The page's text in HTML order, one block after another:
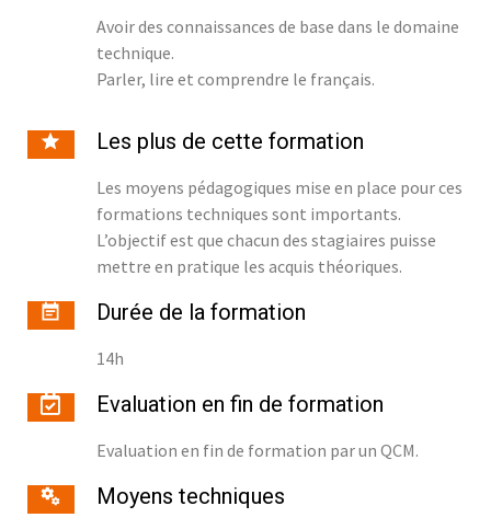
Avoir des connaissances de base dans le domaine
technique.
Parler, lire et comprendre le français.
Les plus de cette formation
Les moyens pédagogiques mise en place pour ces
formations techniques sont importants.
L’objectif est que chacun des stagiaires puisse
mettre en pratique les acquis théoriques.
Durée de la formation
14h
Evaluation en fin de formation
Evaluation en fin de formation par un QCM.
Moyens techniques